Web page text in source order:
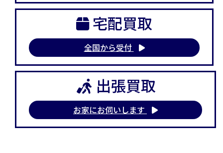
宅配買取
全国から受付
出張買取
お家にお伺いします